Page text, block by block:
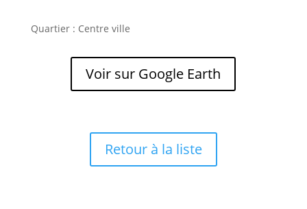
Quartier : Centre ville
Voir sur Google Earth
Retour à la liste